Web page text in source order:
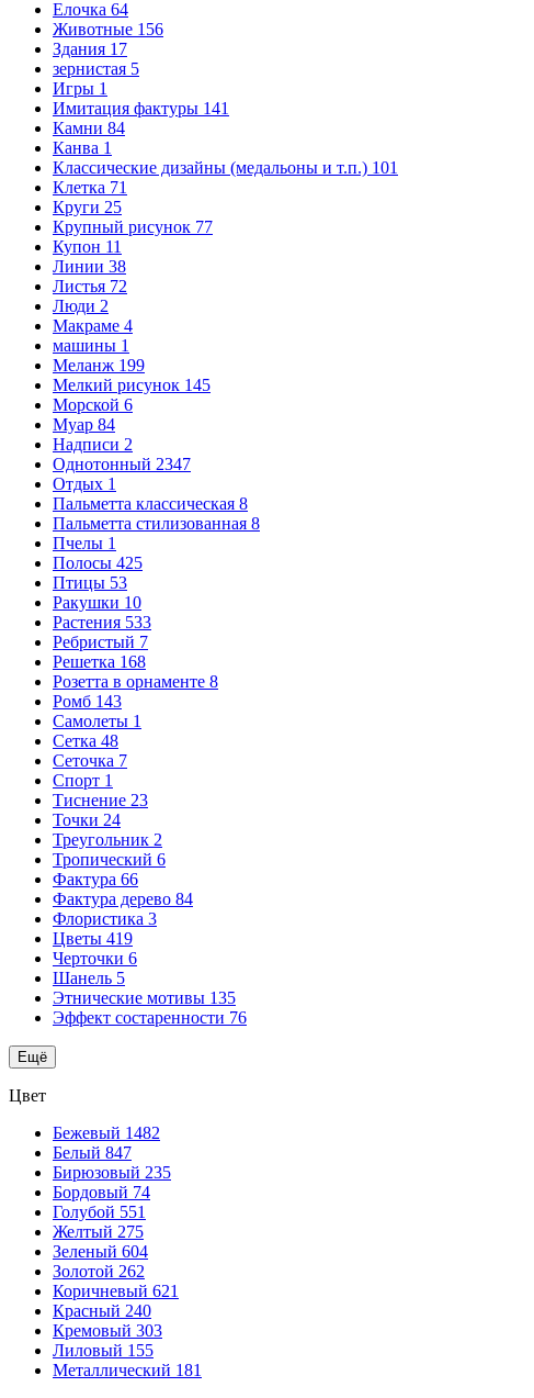
Елочка 64
Животные 156
Здания 17
зернистая 5
Игры 1
Имитация фактуры 141
Камни 84
Канва 1
Классические дизайны (медальоны и т.п.) 101
Клетка 71
Круги 25
Крупный рисунок 77
Купон 11
Линии 38
Листья 72
Люди 2
Макраме 4
машины 1
Меланж 199
Мелкий рисунок 145
Морской 6
Муар 84
Надписи 2
Однотонный 2347
Отдых 1
Пальметта классическая 8
Пальметта стилизованная 8
Пчелы 1
Полосы 425
Птицы 53
Ракушки 10
Растения 533
Ребристый 7
Решетка 168
Розетта в орнаменте 8
Ромб 143
Самолеты 1
Сетка 48
Сеточка 7
Спорт 1
Тиснение 23
Точки 24
Треугольник 2
Тропический 6
Фактура 66
Фактура дерево 84
Флористика 3
Цветы 419
Черточки 6
Шанель 5
Этнические мотивы 135
Эффект состаренности 76
Ещё
Цвет
Бежевый 1482
Белый 847
Бирюзовый 235
Бордовый 74
Голубой 551
Желтый 275
Зеленый 604
Золотой 262
Коричневый 621
Красный 240
Кремовый 303
Лиловый 155
Металлический 181